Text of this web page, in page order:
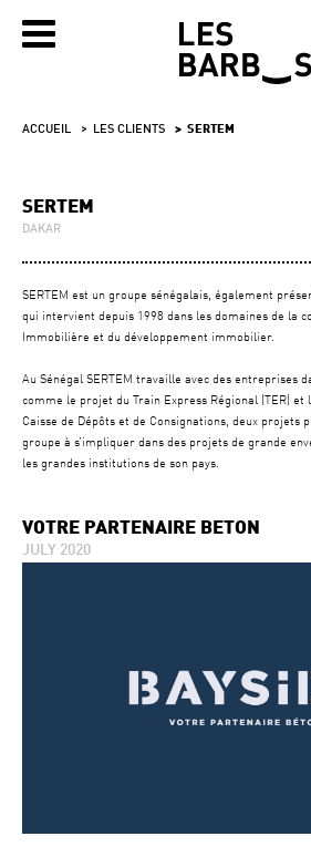
ACCUEIL LES CLIENTS SERTEM
SERTEM
DAKAR
SERTEM est un groupe sénégalais, également
qui intervient depuis 1998 dans les domaines de la
Immobilière et du développement immobilier.
Au Sénégal SERTEM travaille avec des entreprises
comme le projet du Train Express Régional (TER) et
Caisse de Dépôts et de Consignations, deux projets
groupe à s’impliquer dans des projets de grande
les grandes institutions de son pays.
VOTRE PARTENAIRE BETON
JULY 2020